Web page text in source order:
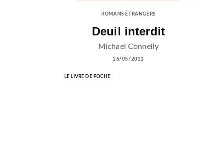
ROMANS ÉTRANGERS
Deuil interdit
Michael Connelly
26/05/2021
LE LIVRE DE POCHE